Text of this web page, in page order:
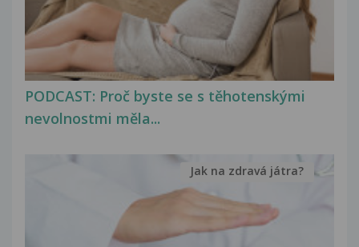
PODCAST: Proč byste se s těhotenskými
nevolnostmi měla...
Jak na zdravá játra?